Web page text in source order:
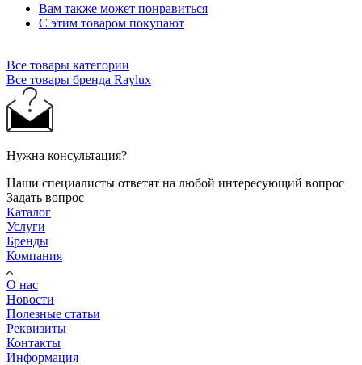
Вам также может понравиться
С этим товаром покупают
Все товары категории
Все товары бренда Raylux
Нужна консультация?
Наши специалисты ответят на любой интересующий вопрос
Задать вопрос
Каталог
Услуги
Бренды
Компания
О нас
Новости
Полезные статьи
Реквизиты
Контакты
Информация